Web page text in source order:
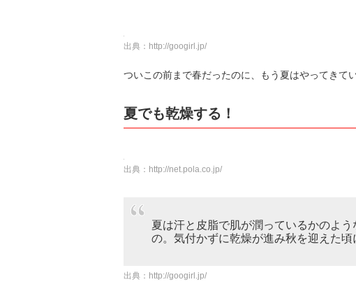
出典： http://googirl.jp/
ついこの前まで春だったのに、もう夏はやってきて
夏でも乾燥する！
出典： http://net.pola.co.jp/
夏は汗と皮脂で肌が潤っているかのよ
の。気付かずに乾燥が進み秋を迎えた頃
出典： http://googirl.jp/